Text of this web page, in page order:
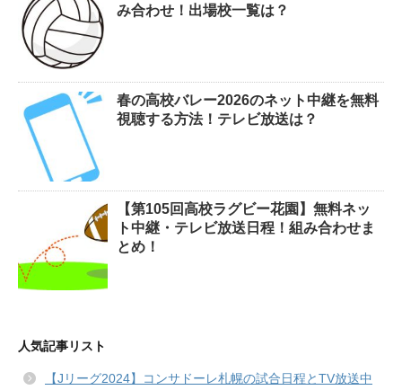
み合わせ！出場校一覧は？
春の高校バレー2026のネット中継を無料
視聴する方法！テレビ放送は？
【第105回高校ラグビー花園】無料ネッ
ト中継・テレビ放送日程！組み合わせま
とめ！
人気記事リスト
【Jリーグ2024】コンサドーレ札幌の試合日程とTV放送中